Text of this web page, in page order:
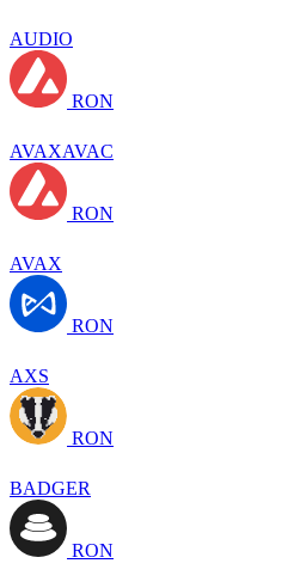
AUDIO
RON
AVAXAVAC
RON
AVAX
RON
AXS
RON
BADGER
RON